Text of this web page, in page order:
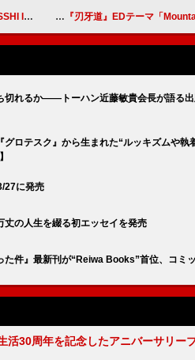
信決定 Novel Core、アニメ『刃牙道』EDテー
切れるか――トーハン近藤敏貴会長が語る
グロテスク』から生まれた“ルッキズムや
27に発売
の人生を綴る初エッセイを発売
た件』最新刊が“Reiwa Books”首位、コミ
活30周年を記念したアニバーサリー